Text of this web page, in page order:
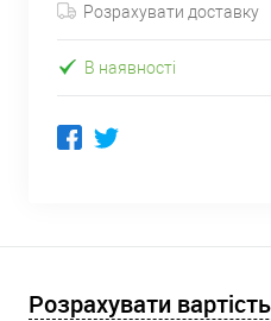
Розрахувати доставку
В наявності
Розрахувати